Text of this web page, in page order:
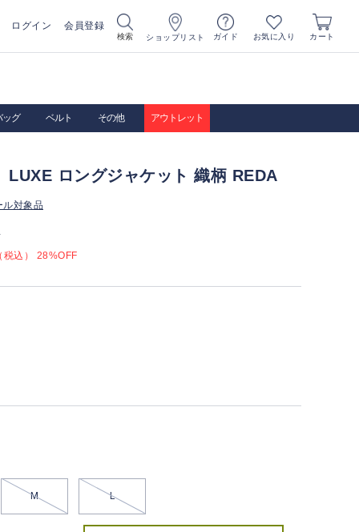
ログイン 会員登録
検索 ショップリスト ガイド お気に入り カート
ッグ ベルト その他 アウトレット
ロングジャケット 織柄 REDA
ル対象品
込） 28%OFF
M L